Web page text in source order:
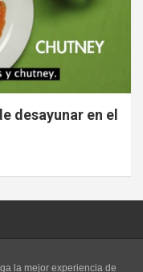
desayunar en el
por: Theme Horse
la mejor experiencia de